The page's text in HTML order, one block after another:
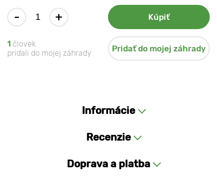
- + Kúpiť
1 človek
pridali do mojej záhrady
Pridať do mojej záhrady
Informácie
Recenzie
Doprava a platba